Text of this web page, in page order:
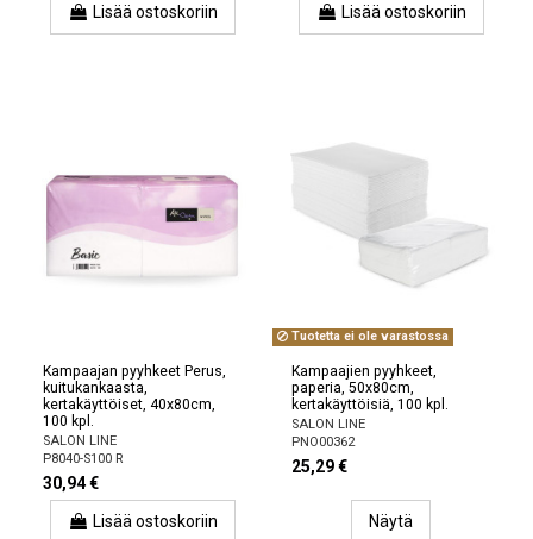
Lisää ostoskoriin
Lisää ostoskoriin
Kampaajan pyyhkeet Perus,
kuitukankaasta,
kertakäyttöiset, 40x80cm,
100 kpl.
SALON LINE
P8040-S100 R
30,94 €
Lisää ostoskoriin
Tuotetta ei ole varastossa
Kampaajien pyyhkeet,
paperia, 50x80cm,
kertakäyttöisiä, 100 kpl.
SALON LINE
PNO00362
25,29 €
Näytä